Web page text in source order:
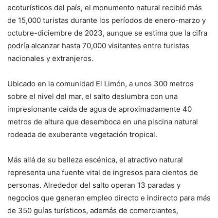
ecoturísticos del país, el monumento natural recibió más
de 15,000 turistas durante los períodos de enero-marzo y
octubre-diciembre de 2023, aunque se estima que la cifra
podría alcanzar hasta 70,000 visitantes entre turistas
nacionales y extranjeros.
Ubicado en la comunidad El Limón, a unos 300 metros
sobre el nivel del mar, el salto deslumbra con una
impresionante caída de agua de aproximadamente 40
metros de altura que desemboca en una piscina natural
rodeada de exuberante vegetación tropical.
Más allá de su belleza escénica, el atractivo natural
representa una fuente vital de ingresos para cientos de
personas. Alrededor del salto operan 13 paradas y
negocios que generan empleo directo e indirecto para más
de 350 guías turísticos, además de comerciantes,